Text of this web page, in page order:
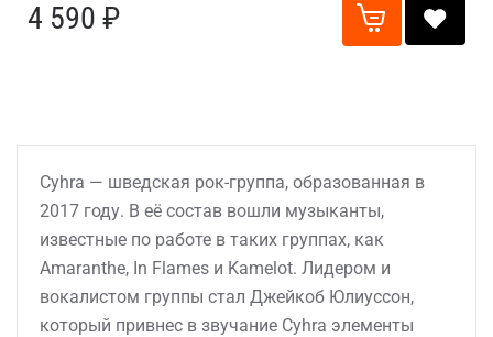
4 590 ₽
Cyhra — шведская рок-группа, образованная в
2017 году. В её состав вошли музыканты,
известные по работе в таких группах, как
Amaranthe, In Flames и Kamelot. Лидером и
вокалистом группы стал Джейкоб Юлиуссон,
который привнес в звучание Cyhra элементы